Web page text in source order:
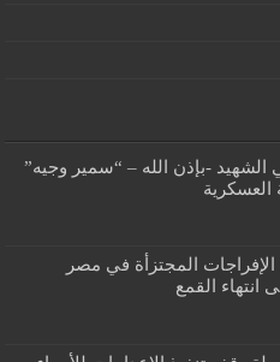
الشهيد -بإذن الله – “سمير وجيه”
العسكرية
المجتزأة في مصر
القمع